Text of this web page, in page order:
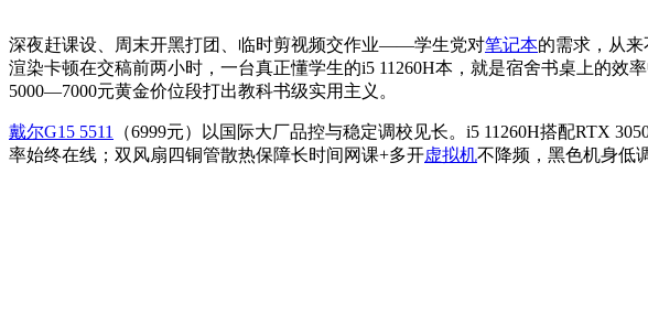
深夜赶课设、周末开黑打团、临时剪视频交作业——学生党对笔记本的需求，从
渲染卡顿在交稿前两小时，一台真正懂学生的i5 11260H本，就是宿舍书桌上的
5000—7000元黄金价位段打出教科书级实用主义。
戴尔G15 5511 （6999元）以国际大厂品控与稳定调校见长。i5 11260H搭配RTX
率始终在线；双风扇四铜管散热保障长时间网课+多开虚拟机不降频，黑色机身低